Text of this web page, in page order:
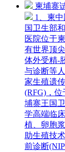
柬埔寨
1、柬
国卫生部
医院位于
有世界顶
体外受精-
与诊断等
家生殖遗
(RFG)，
埔寨王国
学高端临
植、卵胞
助生殖技
前诊断